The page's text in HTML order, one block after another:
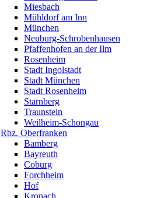
Miesbach
Mühldorf am Inn
München
Neuburg-Schrobenhausen
Pfaffenhofen an der Ilm
Rosenheim
Stadt Ingolstadt
Stadt München
Stadt Rosenheim
Starnberg
Traunstein
Weilheim-Schongau
Rbz. Oberfranken
Bamberg
Bayreuth
Coburg
Forchheim
Hof
Kronach